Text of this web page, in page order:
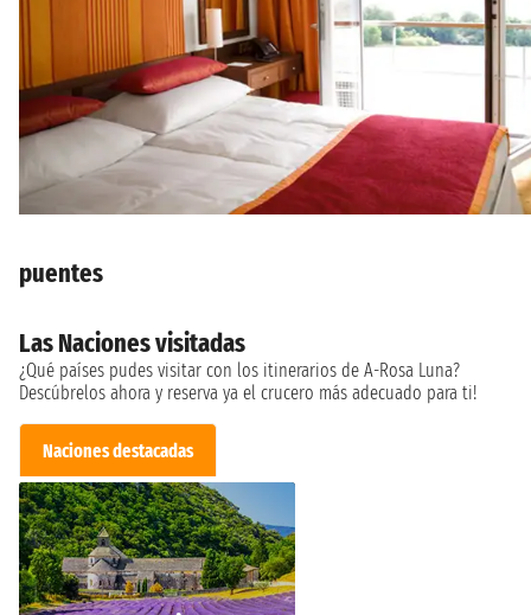
puentes
Las Naciones visitadas
¿Qué países pudes visitar con los itinerarios de A-Rosa Luna?
Descúbrelos ahora y reserva ya el crucero más adecuado para ti!
Naciones destacadas